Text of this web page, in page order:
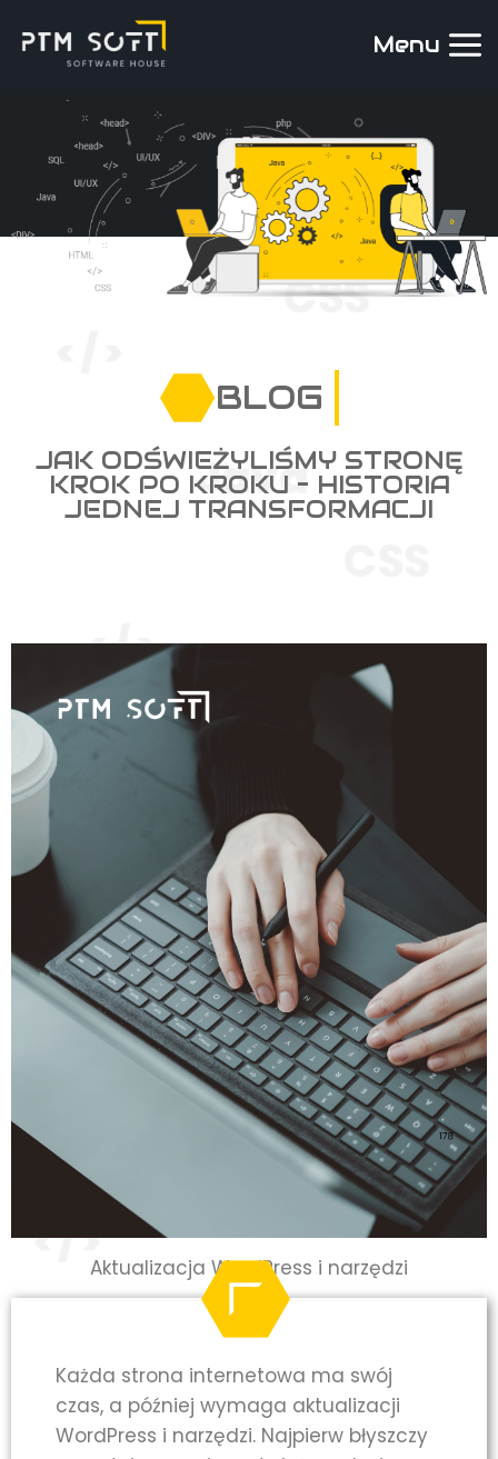
Menu
BLOG
JAK ODŚWIEŻYLIŚMY STRONĘ
KROK PO KROKU – HISTORIA
JEDNEJ TRANSFORMACJI
Aktualizacja WordPress i narzędzi
Każda strona internetowa ma swój
czas, a później wymaga aktualizacji
WordPress i narzędzi. Najpierw błyszczy